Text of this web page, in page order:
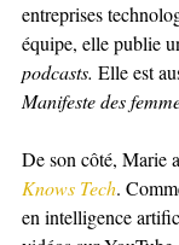
entreprises
équipe, elle publie
podcasts. Elle est
Manifeste des
De son côté, Marie
Knows Tech.
en intelligence